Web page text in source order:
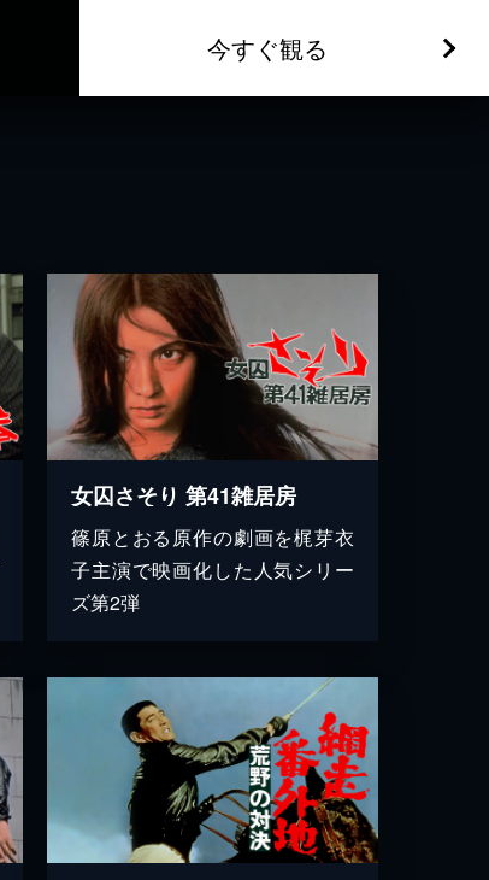
今すぐ観る
女囚さそり 第41雑居房
篠原とおる原作の劇画を梶芽衣
子主演で映画化した人気シリー
ズ第2弾